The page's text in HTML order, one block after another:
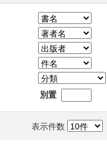
別置
表示件数